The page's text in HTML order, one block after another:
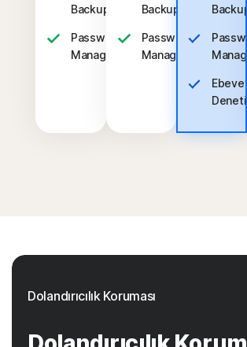
Backup
Password
Manager
Backup
Password
Manager
Backup
Dolandırıcılık Koruması